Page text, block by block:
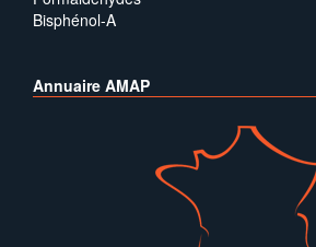
Bisphénol-A
Annuaire AMAP